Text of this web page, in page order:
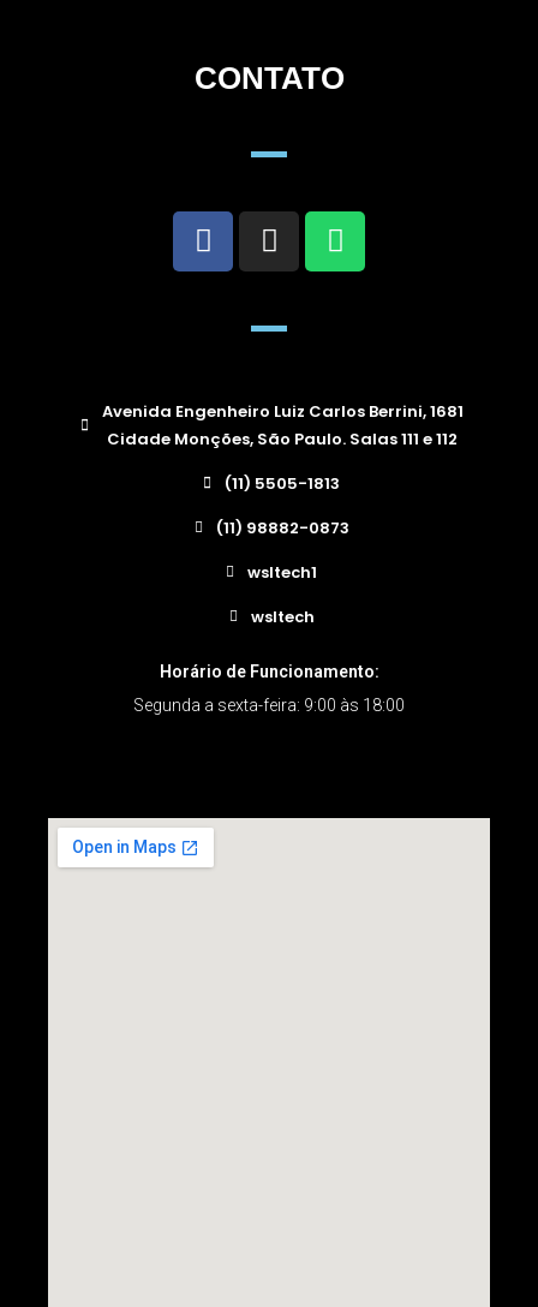
CONTATO
Avenida Engenheiro Luiz Carlos Berrini, 1681
Cidade Monções, São Paulo. Salas 111 e 112
(11) 5505-1813
(11) 98882-0873
wsltech1
wsltech
Horário de Funcionamento:
Segunda a sexta-feira: 9:00 às 18:00